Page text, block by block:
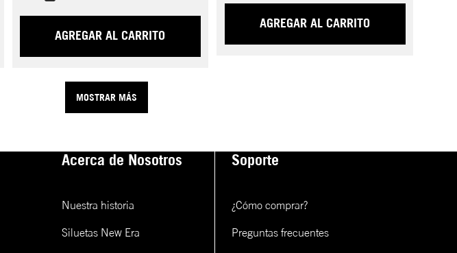
AGREGAR AL CARRITO
AGREGAR AL CARRITO
MOSTRAR MÁS
Acerca de Nosotros
Nuestra historia
Siluetas New Era
Soporte
¿Cómo comprar?
Preguntas frecuentes